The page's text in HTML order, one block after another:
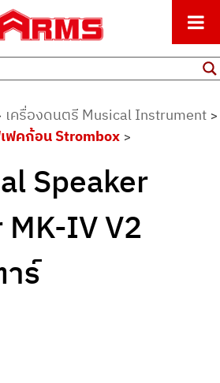
ด ตั้งแต่เริ่มต้นถึงมืออาชีพ
เครื่องดนตรี Musical Instrument >
ฟคก้อน Strombox >
Speaker
IV V2
ร์